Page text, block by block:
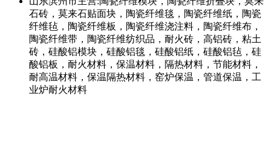
石砖，莫来石贴面块，陶瓷纤维毯，陶瓷纤维纸，陶瓷
纤维毡，陶瓷纤维板，陶瓷纤维浇注料，陶瓷纤维布，
陶瓷纤维带，陶瓷纤维纺织品，耐火砖，高铝砖，粘土
砖，硅酸铝模块，硅酸铝毯，硅酸铝纸，硅酸铝毡，硅
酸铝板，耐火材料，保温材料，隔热材料，节能材料，
耐高温材料，保温隔热材料，窑炉保温，管道保温，工
业炉耐火材料